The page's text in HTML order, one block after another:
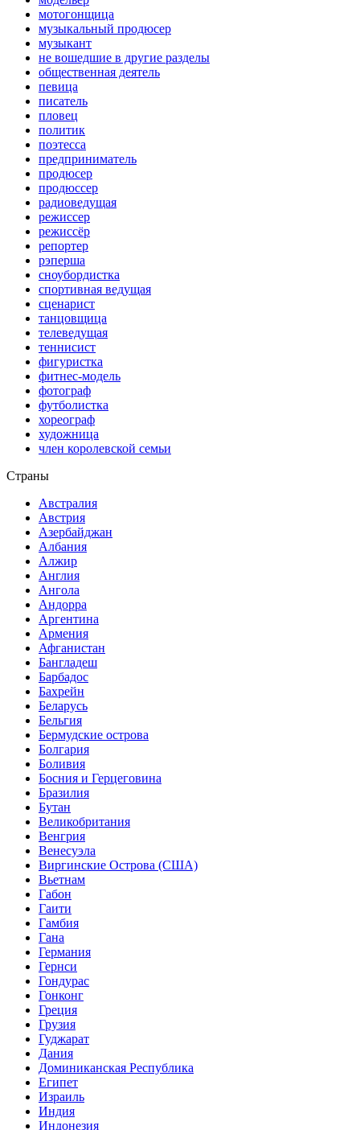
мотогонщица
музыкальный продюсер
музыкант
не вошедшие в другие разделы
общественная деятель
певица
писатель
пловец
политик
поэтесса
предприниматель
продюсер
продюссер
радиоведущая
режиссер
режиссёр
репортер
рэперша
сноубордистка
спортивная ведущая
сценарист
танцовщица
телеведущая
теннисист
фигуристка
фитнес-модель
фотограф
футболистка
хореограф
художница
член королевской семьи
Страны
Австралия
Австрия
Азербайджан
Албания
Алжир
Англия
Ангола
Андорра
Аргентина
Армения
Афганистан
Бангладеш
Барбадос
Бахрейн
Беларусь
Бельгия
Бермудские острова
Болгария
Боливия
Босния и Герцеговина
Бразилия
Бутан
Великобритания
Венгрия
Венесуэла
Виргинские Острова (США)
Вьетнам
Габон
Гаити
Гамбия
Гана
Германия
Гернси
Гондурас
Гонконг
Греция
Грузия
Гуджарат
Дания
Доминиканская Республика
Египет
Израиль
Индия
Индонезия